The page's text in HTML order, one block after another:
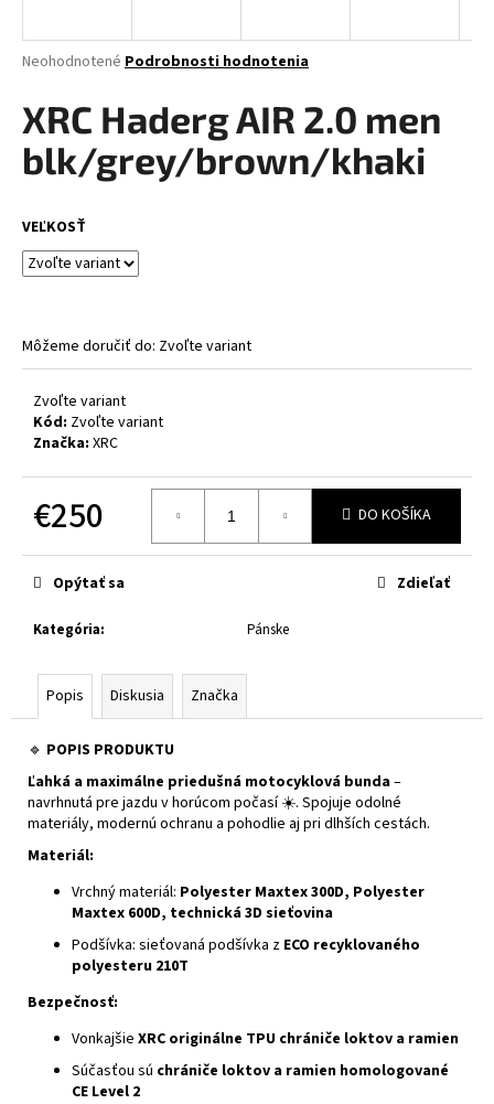
Priemerné
produktu
je
0,0
Neohodnotené Podrobnosti hodnotenia
XRC Haderg AIR 2.0 men
blk/grey/brown/khaki
VEĽKOSŤ
Môžeme doručiť do: Zvoľte variant
Zvoľte variant
Kód: Zvoľte variant
Značka: XRC
€250
cena:
DO KOŠÍKA
Kategória: Pánske
Opýtať sa Zdieľať
Popis Diskusia Značka
🔹 POPIS PRODUKTU
Ľahká a maximálne priedušná motocyklová bunda–
navrhnutá pre jazdu v horúcom počasí ☀️. Spojuje odolné
materiály, modernú ochranu a pohodlie aj pri dlhších cestách.
Materiál:
Vrchný materiál: Polyester Maxtex 300D, Polyester
Maxtex 600D, technická 3D sieťovina
Podšívka: sieťovaná podšívka z ECO recyklovaného
polyesteru 210T
Bezpečnosť:
Vonkajšie XRC originálne TPU chrániče loktov a ramien
Súčasťou sú chrániče loktov a ramien homologované
CE Level 2
j
ť
?
O
d
p
o
ú
CABERG
MATT
BLACK
€314